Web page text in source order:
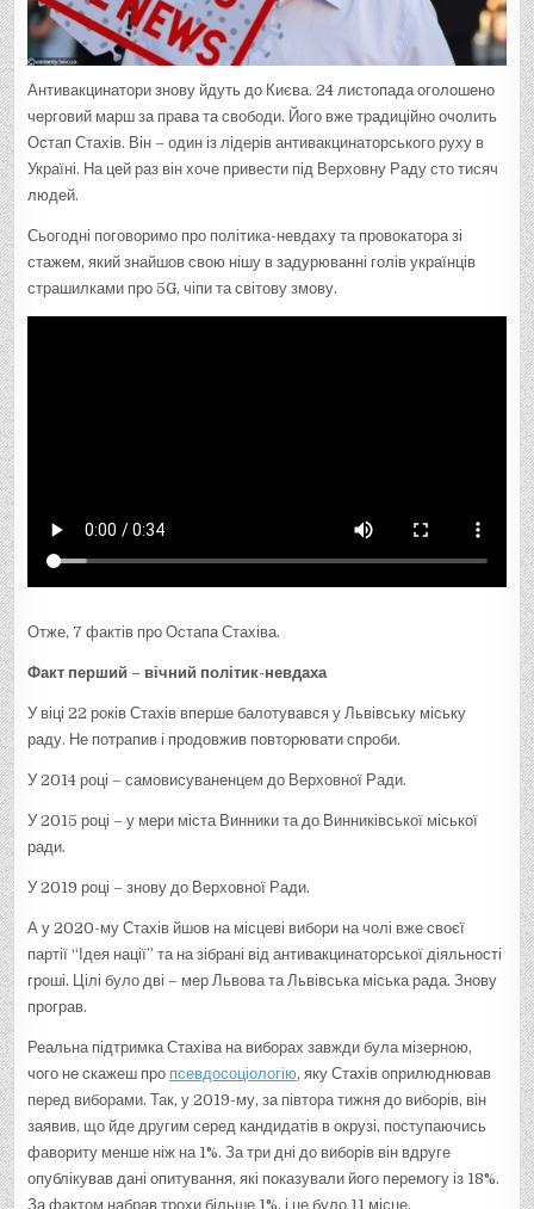
Т
І
В
П
Р
О
“
О
В
Н
О
А
А
Н
Антивакцинатори знову йдуть до Києва. 24 листопада оголошено
черговий марш за права та свободи. Його вже традиційно очолить
Остап Стахів. Він – один із лідерів антивакцинаторського руху в
Україні. На цей раз він хоче привести під Верховну Раду сто тисяч
людей.
Сьогодні поговоримо про політика-невдаху та провокатора зі
стажем, який знайшов свою нішу в задурюванні голів українців
страшилками про 5G, чіпи та світову змову.
Отже, 7 фактів про Остапа Стахіва.
Факт перший – вічний політик-невдаха
У віці 22 років Стахів вперше балотувався у Львівську міську
раду. Не потрапив і продовжив повторювати спроби.
У 2014 році – самовисуваненцем до Верховної Ради.
У 2015 році – у мери міста Винники та до Винниківської міської
ради.
У 2019 році – знову до Верховної Ради.
А у 2020-му Стахів йшов на місцеві вибори на чолі вже своєї
партії “Ідея нації” та на зібрані від антивакцинаторської діяльності
гроші. Цілі було дві – мер Львова та Львівська міська рада. Знову
програв.
Реальна підтримка Стахіва на виборах завжди була мізерною,
чого не скажеш про псевдосоціологію, яку Стахів оприлюднював
перед виборами. Так, у 2019-му, за півтора тижня до виборів, він
заявив, що йде другим серед кандидатів в окрузі, поступаючись
фавориту менше ніж на 1%. За три дні до виборів він вдруге
опублікував дані опитування, які показували його перемогу із 18%.
За фактом набрав трохи більше 1%, і це було 11 місце.